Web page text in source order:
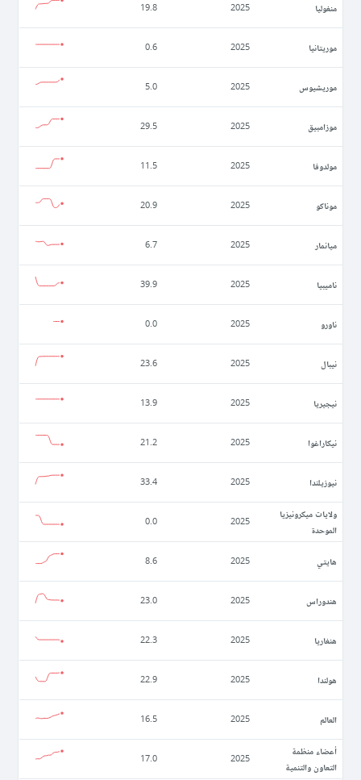
منغوليا 2025
19.8
موريتانيا 2025
0.6
موريشيوس 2025
5.0
موزامبيق 2025
29.5
مولدوفا 2025
11.5
موناكو 2025
20.9
ميانمار 2025
6.7
ناميبيا 2025
39.9
ناورو 2025
0.0
نيبال 2025
23.6
نيجيريا 2025
13.9
نيكاراغوا 2025
21.2
نيوزيلندا 2025
33.4
ولايات ميكرونيزيا
الموحدة
2025
0.0
ھايتي 2025
8.6
ھندوراس 2025
23.0
ھنغاريا 2025
22.3
ھولندا 2025
22.9
العالم 2025
16.5
أعضاء منظمة
التعاون والتنمية
2025
17.0